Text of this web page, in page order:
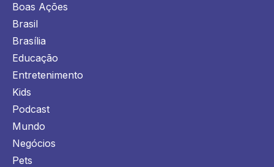
Boas Ações
Brasil
Brasília
Educação
Entretenimento
Kids
Podcast
Mundo
Negócios
Pets